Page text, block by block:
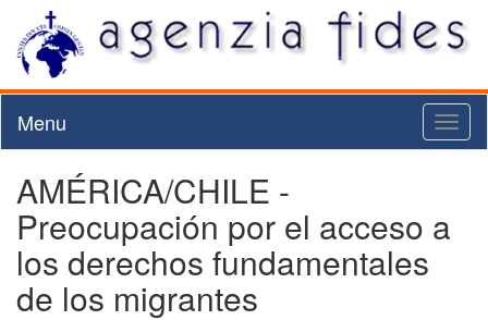
Menu
AMÉRICA/CHILE -
Preocupación por el acceso a
los derechos fundamentales
de los migrantes